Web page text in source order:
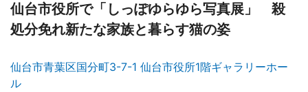
仙台市役所で「しっぽゆらゆら写真展」 殺
処分免れ新たな家族と暮らす猫の姿
仙台市青葉区国分町3-7-1 仙台市役所1階ギャラリーホー
ル